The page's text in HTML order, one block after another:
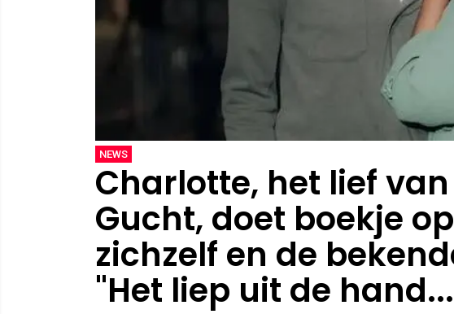
NEWS
Charlotte, het lief
Gucht, doet boekje
zichzelf en de
"Het liep uit de